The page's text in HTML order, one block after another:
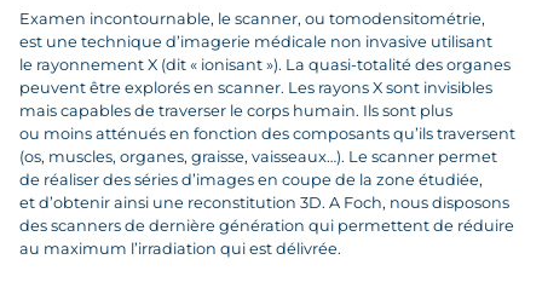
Examen incontournable, le scanner, ou tomodensitométrie,
est une technique d’imagerie médicale non invasive utilisant
le rayonnement X (dit « ionisant »). La quasi-totalité des organes
peuvent être explorés en scanner. Les rayons X sont invisibles
mais capables de traverser le corps humain. Ils sont plus
ou moins atténués en fonction des composants qu’ils traversent
(os, muscles, organes, graisse, vaisseaux…). Le scanner permet
de réaliser des séries d’images en coupe de la zone étudiée,
et d’obtenir ainsi une reconstitution 3D. A Foch, nous disposons
des scanners de dernière génération qui permettent de réduire
au maximum l’irradiation qui est délivrée.